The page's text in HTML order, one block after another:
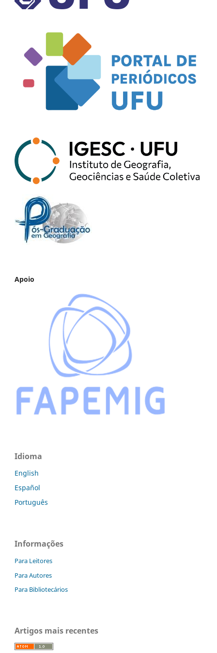
Apoio
Idioma
English
Español
Português
Informações
Para Leitores
Para Autores
Para Bibliotecários
Artigos mais recentes